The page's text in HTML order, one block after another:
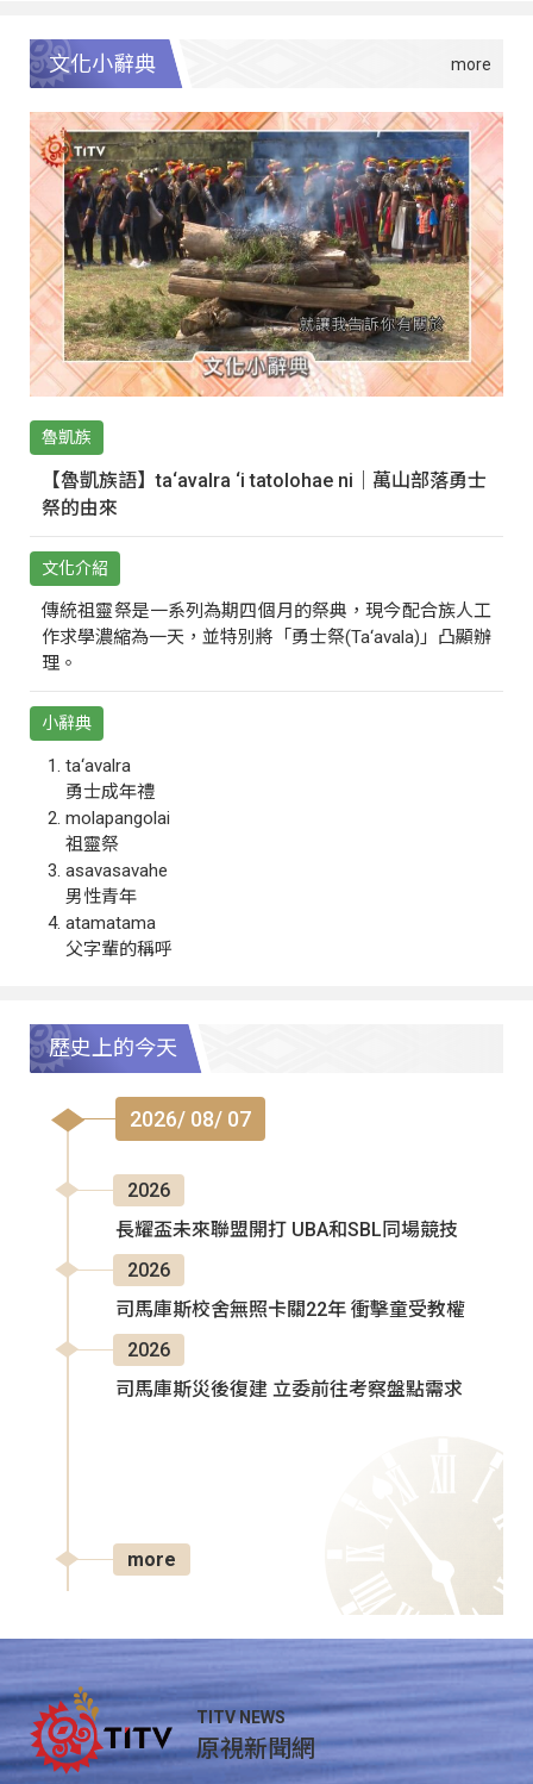
文化小辭典
魯凱族
【魯凱族語】ta‘avalra ‘i tatolohae ni｜萬山部落勇士
祭的由來
文化介紹
傳統祖靈祭是一系列為期四個月的祭典，現今配合族人工
作求學濃縮為一天，並特別將「勇士祭(Ta‘avala)」凸顯辦
理。
小辭典
ta‘avalra
勇士成年禮
molapangolai
祖靈祭
asavasavahe
男性青年
atamatama
父字輩的稱呼
歷史上的今天
2026/ 08/ 07
2026
長耀盃未來聯盟開打 UBA和SBL同場競技
2026
司馬庫斯校舍無照卡關22年 衝擊童受教權
2026
司馬庫斯災後復建 立委前往考察盤點需求
more
TITV NEWS
原視新聞網